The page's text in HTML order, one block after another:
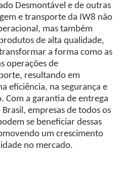
Desmontável e de outras
e transporte da IW8 não
mas também
de alta qualidade,
a forma como as
operações de
resultando em
eficiência, na segurança e
Com a garantia de entrega
empresas de todos os
se beneficiar dessas
um crescimento
no mercado.